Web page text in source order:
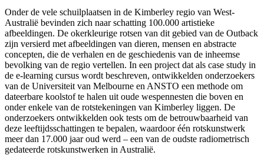
Onder de vele schuilplaatsen in de Kimberley regio van West-
Australië bevinden zich naar schatting 100.000 artistieke
afbeeldingen. De okerkleurige rotsen van dit gebied van de Outback
zijn versierd met afbeeldingen van dieren, mensen en abstracte
concepten, die de verhalen en de geschiedenis van de inheemse
bevolking van de regio vertellen. In een project dat als case study in
de e-learning cursus wordt beschreven, ontwikkelden onderzoekers
van de Universiteit van Melbourne en ANSTO een methode om
dateerbare koolstof te halen uit oude wespennesten die boven en
onder enkele van de rotstekeningen van Kimberley liggen. De
onderzoekers ontwikkelden ook tests om de betrouwbaarheid van
deze leeftijdsschattingen te bepalen, waardoor één rotskunstwerk
meer dan 17.000 jaar oud werd – een van de oudste radiometrisch
gedateerde rotskunstwerken in Australië.